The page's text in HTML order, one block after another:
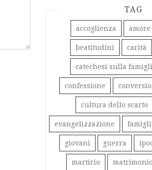
TAG
accoglienza amore
beatitudini carità
catechesi sulla
confessione
cultura dello scarto
evangelizzazione
giovani guerra
martirio matrimonio